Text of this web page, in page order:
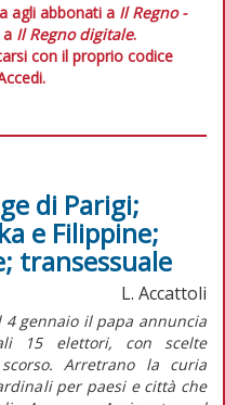
agli abbonati a Il Regno -
Il Regno digitale.
con il proprio codice
di Parigi;
e Filippine;
transessuale
L. Accattoli
4 gennaio il papa annuncia
15 elettori, con scelte
Arretrano la curia
per paesi e città che